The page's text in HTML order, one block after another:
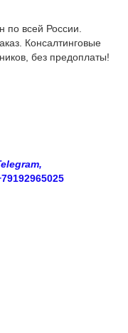
всей России.
Консалтинговые
без предоплаты!